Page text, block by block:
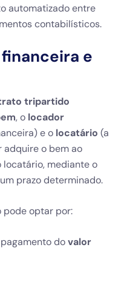
automatizado entre
contabilísticos.
e
tripartido
, o locador
e o locatário (a
adquire o bem ao
locatário, mediante o
prazo determinado.
pode optar por:
dovalor